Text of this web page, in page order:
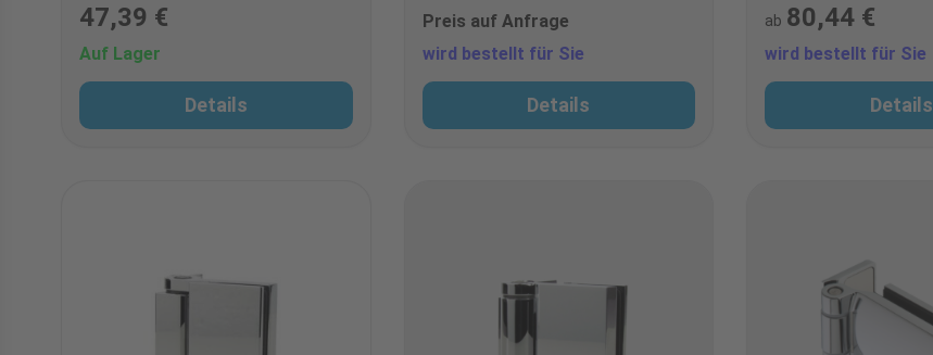
47,39 €
Auf Lager
Details
Preis auf Anfrage
wird bestellt für Sie
Details
ab 80,44 €
wird bestellt für Sie
Details